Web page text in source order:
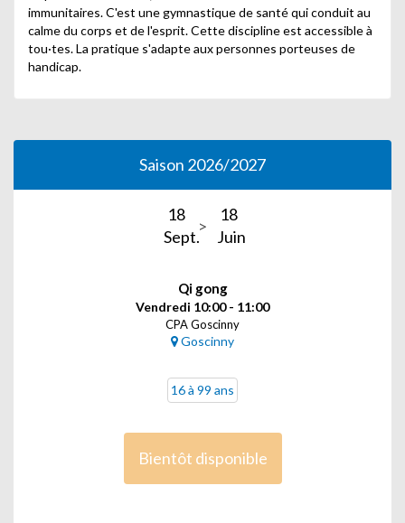
immunitaires. C'est une gymnastique de santé qui conduit au
calme du corps et de l'esprit.Cette discipline est accessible à
tou·tes. La pratique s'adapte aux personnes porteuses de
handicap.
Saison 2026/2027
18
Sept.
18
Juin
Qi gong
Vendredi 10:00 - 11:00
CPA Goscinny
Goscinny
16 à 99 ans
Bientôt disponible